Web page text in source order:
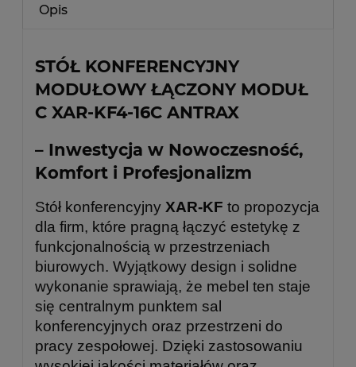
Opis
STÓŁ KONFERENCYJNY
MODUŁOWY ŁĄCZONY MODUŁ
C XAR-KF4-16C ANTRAX
– Inwestycja w Nowoczesność,
Komfort i Profesjonalizm
Stół konferencyjny XAR-KF to propozycja
dla firm, które pragną łączyć estetykę z
funkcjonalnością w przestrzeniach
biurowych. Wyjątkowy design i solidne
wykonanie sprawiają, że mebel ten staje
się centralnym punktem sal
konferencyjnych oraz przestrzeni do
pracy zespołowej. Dzięki zastosowaniu